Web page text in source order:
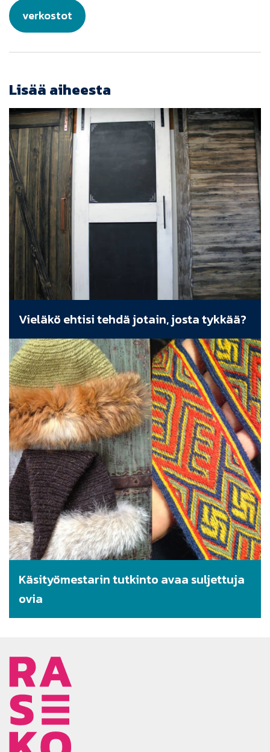
verkostot
Lisää aiheesta
Vieläkö ehtisi tehdä jotain, josta tykkää?
Käsityömestarin tutkinto avaa suljettuja
ovia